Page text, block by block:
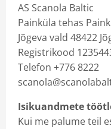
AS Scanola Baltic
Painküla tehas
Jõgeva vald 48422
Registrikood
Telefon +776 8222
Isikuandmete
Kui me palume teil